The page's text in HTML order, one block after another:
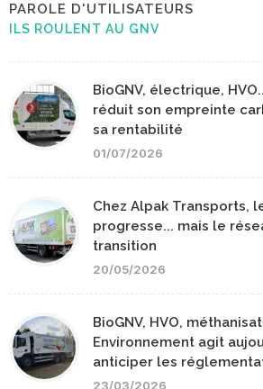
PAROLE D'UTILISATEURS
ILS ROULENT AU GNV
BioGNV, électrique,
réduit son empreinte
sa rentabilité
01/07/2026
Chez Alpak Transports,
progresse... mais le
transition
20/05/2026
BioGNV, HVO,
Environnement agit
anticiper les
23/03/2026